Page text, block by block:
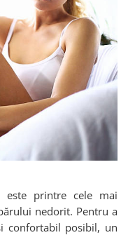
este printre cele mai
nedorit. Pentru a
confortabil posibil, un